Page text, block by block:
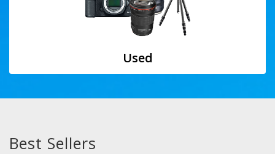
Used
Best Sellers